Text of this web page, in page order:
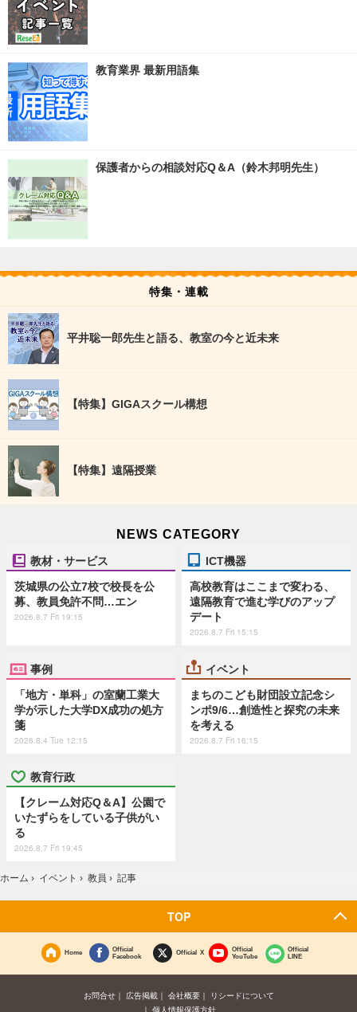
教育業界 最新用語集
保護者からの相談対応Q＆A（鈴木邦明先生）
特集・連載
平井聡一郎先生と語る、教室の今と近未来
【特集】GIGAスクール構想
【特集】遠隔授業
NEWS CATEGORY
教材・サービス
茨城県の公立7校で校長を公
募、教員免許不問…エン
2026.8.7 Fri 19:15
ICT機器
高校教育はここまで変わる、
遠隔教育で進む学びのアップ
デート
2026.8.7 Fri 15:15
事例
「地方・単科」の室蘭工業大
学が示した大学DX成功の処方
箋
2026.8.4 Tue 12:15
イベント
まちのこども財団設立記念シ
ンポ9/6…創造性と探究の未来
を考える
2026.8.7 Fri 16:15
教育行政
【クレーム対応Q＆A】公園で
いたずらをしている子供がい
る
2026.8.7 Fri 19:45
ホーム › イベント › 教員 › 記事
TOP
Home
Official
Facebook
Official X
Official
YouTube
Official
LINE
お問合せ 広告掲載 会社概要
リシードについて
個人情報保護方針